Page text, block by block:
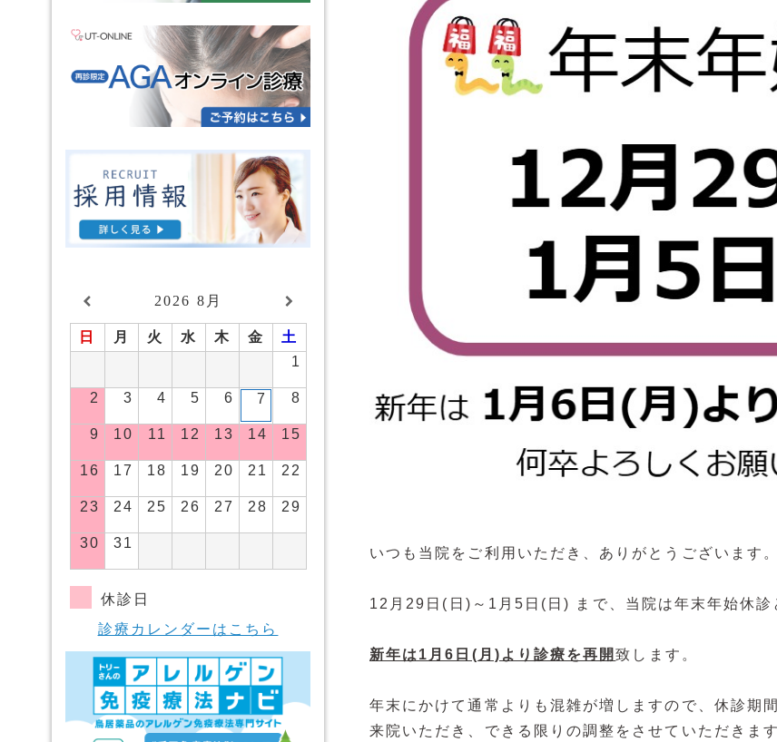
いつも当院をご利用いただき、ありがとうございます。
12月29日(日)～1月5日(日) まで、当院は年末年始休
新年は1月6日(月)より診療を再開致します。
年末にかけて通常よりも混雑が増しますので、休診期
来院いただき、できる限りの調整をさせていただきます
2026 8月
日 月 火 水 木 金
土
1
2 3 4 5 6 7 8
9 10 11 12 13 14 15
16 17 18 19 20 21 22
23 24 25 26 27 28 29
30 31
休診日
診療カレンダーはこちら